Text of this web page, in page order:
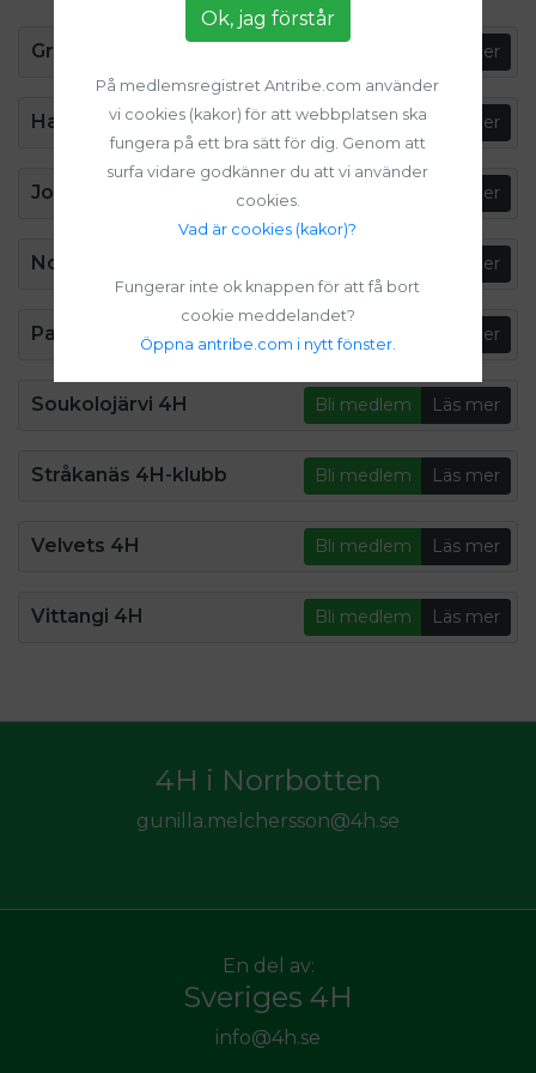
Granholmens 4H Läs mer
Harads 4H Bli medlem Läs mer
Jokkmokk 4H Läs mer
Norrfjärdens 4H Läs mer
Parakka 4H Bli medlem Läs mer
Soukolojärvi 4H Bli medlem Läs mer
Stråkanäs 4H-klubb Bli medlem Läs mer
Velvets 4H Bli medlem Läs mer
Vittangi 4H Bli medlem Läs mer
4H i Norrbotten
gunilla.melchersson@4h.se
En del av:
Sveriges 4H
info@4h.se
Ok, jag förstår
På medlemsregistret Antribe.com använder
vi cookies (kakor) för att webbplatsen ska
fungera på ett bra sätt för dig. Genom att
surfa vidare godkänner du att vi använder
cookies.
Vad är cookies (kakor)?
Fungerar inte ok knappen för att få bort
cookie meddelandet?
Öppna antribe.com i nytt fönster.